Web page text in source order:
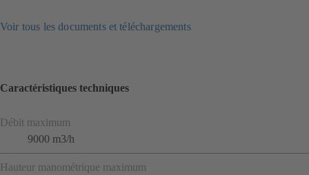
Voir tous les documents et téléchargements
Caractéristiques techniques
Débit maximum
9000 m3/h
Hauteur manométrique maximum